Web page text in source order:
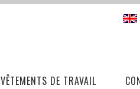
VÊTEMENTS DE TRAVAIL